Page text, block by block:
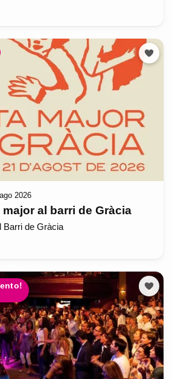
2026
al barri de Gràcia
Barri de Gràcia